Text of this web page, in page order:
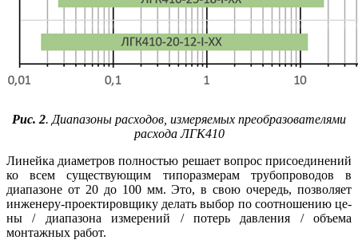
Рис. 2. Диапазоны расходов, измеряемых преобразователями
расхода ЛГК410
Линейка диаметров полностью решает вопрос присоединений
ко всем существующим типоразмерам трубопроводов в
диапазоне от 20 до 100 мм. Это, в свою очередь, позволяет
инженеру-проектировщику делать выбор по соотношению це­
ны / диапазона измерений / потерь давления / объема
монтажных работ.